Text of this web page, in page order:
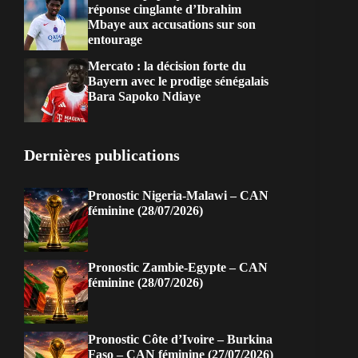
réponse cinglante d’Ibrahim
Mbaye aux accusations sur son
entourage
Mercato : la décision forte du
Bayern avec le prodige sénégalais
Bara Sapoko Ndiaye
Dernières publications
Pronostic Nigeria-Malawi – CAN
féminine (28/07/2026)
Pronostic Zambie-Egypte – CAN
féminine (28/07/2026)
Pronostic Côte d’Ivoire – Burkina
Faso – CAN féminine (27/07/2026)